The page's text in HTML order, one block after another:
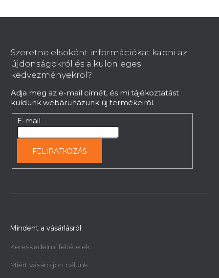
Szeretne elsoként információkat kapni az
újdonságokról és a különleges
kedvezményekrol?
Adja meg az e-mail címét, és mi tájékoztatást
küldünk webáruházunk új termékeiről.
E-mail
FELIRATKOZÁS
Mindent a vásárlásról
Kereskedelmi feltételek
Miért vásároljon nálunk